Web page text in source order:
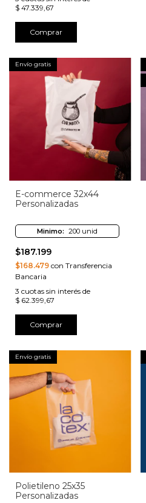
$ 47.339,67
Comprar
Envío gratis
E-commerce 32x44
Personalizadas
Minimo: 200 unid
$187.199
$168.479 con Transferencia
Bancaria
3 cuotas sin interés de
$ 62.399,67
Comprar
Envío gratis
Polietileno 25x35
Personalizadas